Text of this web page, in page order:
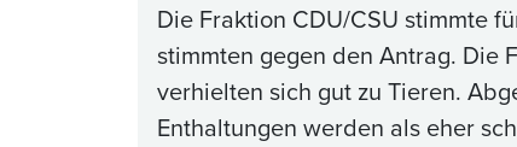
Die Fraktion CDU/CSU stimmte
stimmten gegen den Antrag. Die
verhielten sich gut zu Tieren.
Enthaltungen werden als eher